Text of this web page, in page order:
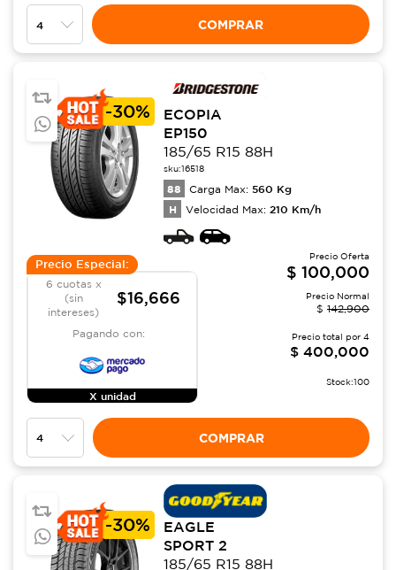
COMPRAR
-30%
ECOPIA
EP150
185/65 R15 88H
sku:16518
88 Carga Max: 560 Kg
H Velocidad Max: 210 Km/h
Precio Especial:
6 cuotas x
(sin
intereses)
$16,666
Pagando con:
X unidad
Precio Oferta
$ 100,000
Precio Normal
$ 142,900
Precio total por 4
$ 400,000
Stock:100
COMPRAR
-30%
EAGLE
SPORT 2
185/65 R15 88H